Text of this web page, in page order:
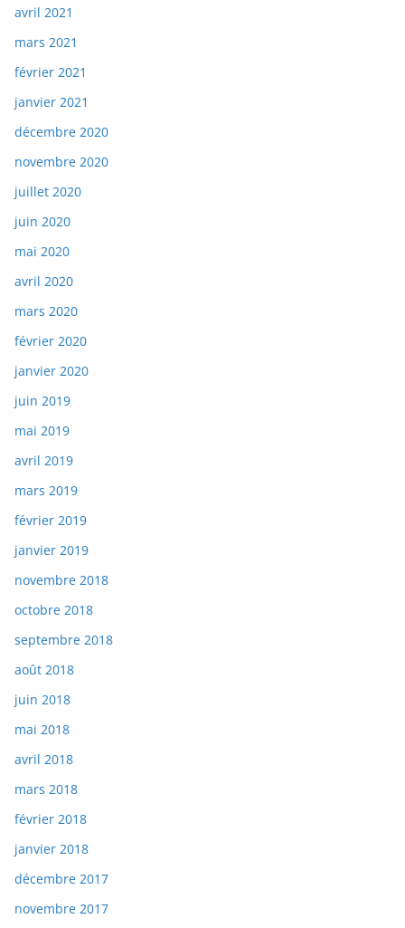
avril 2021
mars 2021
février 2021
janvier 2021
décembre 2020
novembre 2020
juillet 2020
juin 2020
mai 2020
avril 2020
mars 2020
février 2020
janvier 2020
juin 2019
mai 2019
avril 2019
mars 2019
février 2019
janvier 2019
novembre 2018
octobre 2018
septembre 2018
août 2018
juin 2018
mai 2018
avril 2018
mars 2018
février 2018
janvier 2018
décembre 2017
novembre 2017